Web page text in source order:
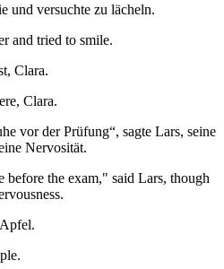
und versuchte zu lächeln.
and tried to smile.
Clara.
Clara.
vor der Prüfung“, sagte Lars, seine
Nervosität.
before the exam," said Lars, though